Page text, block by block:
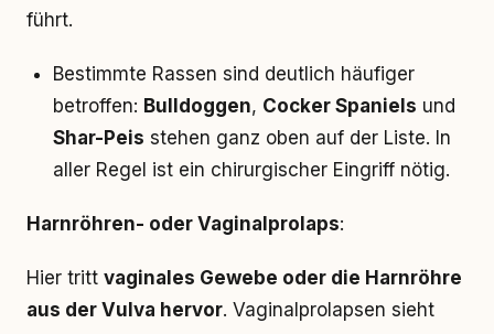
führt.
Bestimmte Rassen sind deutlich häufiger
betroffen: Bulldoggen, Cocker Spaniels und
Shar-Peis stehen ganz oben auf der Liste. In
aller Regel ist ein chirurgischer Eingriff nötig.
Harnröhren- oder Vaginalprolaps:
Hier tritt vaginales Gewebe oder die Harnröhre
aus der Vulva hervor. Vaginalprolapsen sieht